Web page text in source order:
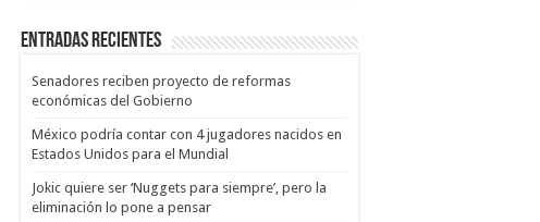
Entradas recientes
Senadores reciben proyecto de reformas
económicas del Gobierno
México podría contar con 4 jugadores nacidos en
Estados Unidos para el Mundial
Jokic quiere ser ‘Nuggets para siempre’, pero la
eliminación lo pone a pensar